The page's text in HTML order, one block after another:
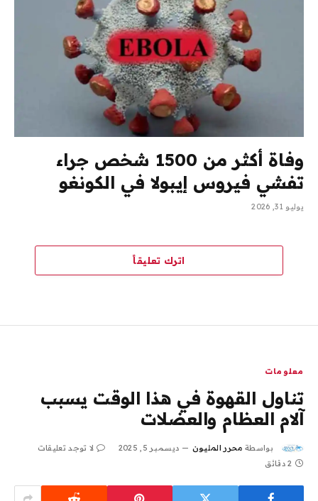
وفاة أكثر من 1500 شخص جراء
تفشي فيروس إيبولا في الكونغو
يوليو 31, 2026
اترك تعليقاً
معلومات
تناول القهوة في هذا الوقت يسبب
آلام العظام والعضلات
بواسطة محرر المليون ديسمبر 5, 2025
لا توجد تعليقات
2 دقائق